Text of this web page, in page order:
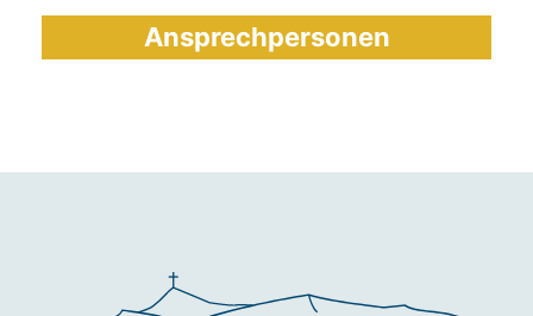
Ansprechpersonen